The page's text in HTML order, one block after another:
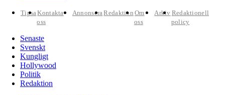
TipsaKontakta
oss
AnnonseraRedaktion Om
oss
Arkiv Redaktionell
policy
Senaste
Svenskt
Kungligt
Hollywood
Politik
Redaktion